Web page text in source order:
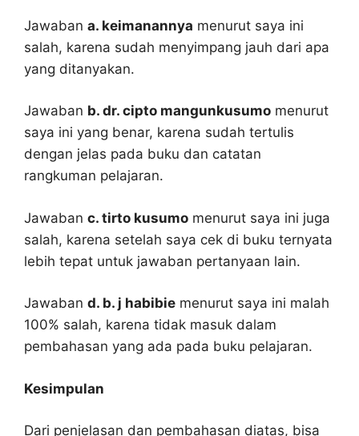
Jawaban a. keimanannya menurut saya ini
salah, karena sudah menyimpang jauh dari apa
yang ditanyakan.
Jawaban b. dr. cipto mangunkusumo menurut
saya ini yang benar, karena sudah tertulis
dengan jelas pada buku dan catatan
rangkuman pelajaran.
Jawaban c. tirto kusumo menurut saya ini juga
salah, karena setelah saya cek di buku ternyata
lebih tepat untuk jawaban pertanyaan lain.
Jawaban d. b. j habibie menurut saya ini malah
100% salah, karena tidak masuk dalam
pembahasan yang ada pada buku pelajaran.
Kesimpulan
Dari penjelasan dan pembahasan diatas, bisa